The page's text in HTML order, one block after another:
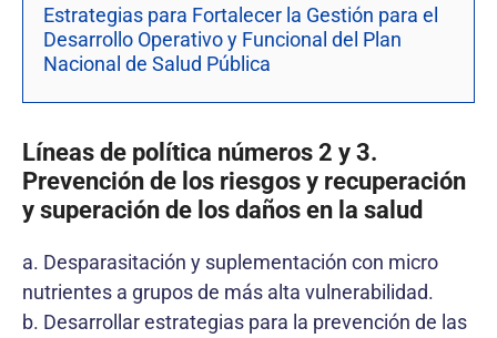
Estrategias para Fortalecer la Gestión para el
Desarrollo Operativo y Funcional del Plan
Nacional de Salud Pública
Líneas de política números 2 y 3.
Prevención de los riesgos y recuperación
y superación de los daños en la salud
a. Desparasitación y suplementación con micro
nutrientes a grupos de más alta vulnerabilidad.
b. Desarrollar estrategias para la prevención de las